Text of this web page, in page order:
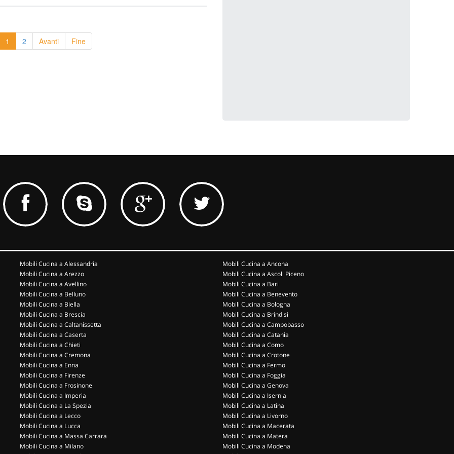
1 2 Avanti Fine
Mobili Cucina a Alessandria
Mobili Cucina a Arezzo
Mobili Cucina a Avellino
Mobili Cucina a Belluno
Mobili Cucina a Biella
Mobili Cucina a Brescia
Mobili Cucina a Caltanissetta
Mobili Cucina a Caserta
Mobili Cucina a Chieti
Mobili Cucina a Cremona
Mobili Cucina a Enna
Mobili Cucina a Firenze
Mobili Cucina a Frosinone
Mobili Cucina a Imperia
Mobili Cucina a La Spezia
Mobili Cucina a Lecco
Mobili Cucina a Lucca
Mobili Cucina a Massa Carrara
Mobili Cucina a Milano
Mobili Cucina a Ancona
Mobili Cucina a Ascoli Piceno
Mobili Cucina a Bari
Mobili Cucina a Benevento
Mobili Cucina a Bologna
Mobili Cucina a Brindisi
Mobili Cucina a Campobasso
Mobili Cucina a Catania
Mobili Cucina a Como
Mobili Cucina a Crotone
Mobili Cucina a Fermo
Mobili Cucina a Foggia
Mobili Cucina a Genova
Mobili Cucina a Isernia
Mobili Cucina a Latina
Mobili Cucina a Livorno
Mobili Cucina a Macerata
Mobili Cucina a Matera
Mobili Cucina a Modena